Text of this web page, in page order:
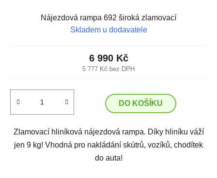
Nájezdová rampa 692 široká zlamovací
Skladem u dodavatele
5 777 Kč bez DPH
6 990 Kč
DO KOŠÍKU
Zlamovací hliníková nájezdová rampa. Díky hliníku váží
jen 9 kg! Vhodná pro nakládání skútrů, vozíků, chodítek
do auta!